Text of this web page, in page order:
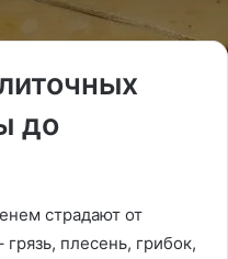
до
страдают от
плесень, грибок,